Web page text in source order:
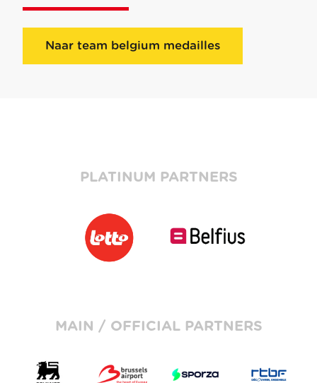
Naar team belgium medailles
PLATINUM PARTNERS
MAIN / OFFICIAL PARTNERS